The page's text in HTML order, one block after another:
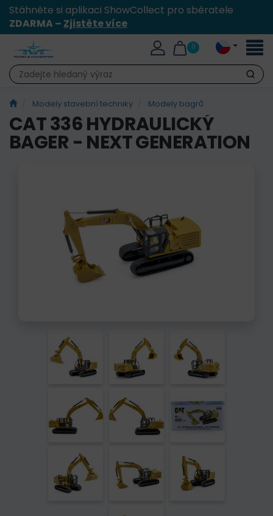
Stáhněte si aplikaci ShowCollect pro sběratele
ZDARMA – Zjistěte více
0
Hledat
Modely stavební techniky Modely bagrů
CAT 336 HYDRAULICKÝ
BAGER - NEXT GENERATION